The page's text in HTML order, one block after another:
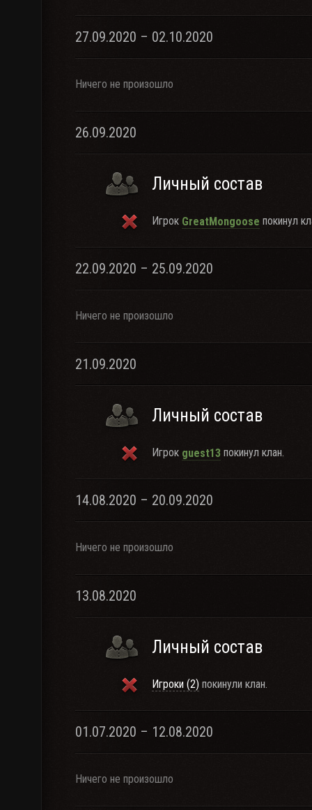
27.09.2020 – 02.10.2020
Ничего не произошло
26.09.2020
Личный состав
Игрок GreatMongoose покинул
22.09.2020 – 25.09.2020
Ничего не произошло
21.09.2020
Личный состав
Игрок guest13 покинул клан.
14.08.2020 – 20.09.2020
Ничего не произошло
13.08.2020
Личный состав
Игроки (2) покинули клан.
01.07.2020 – 12.08.2020
Ничего не произошло